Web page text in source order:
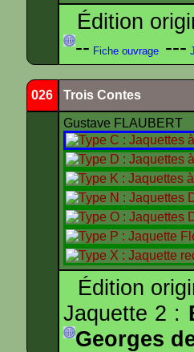
Édition
-- Fiche ouvrage ---
026 Trois Contes
Gustave FLAUBERT
Édition
Jaquette 2 :
Georges